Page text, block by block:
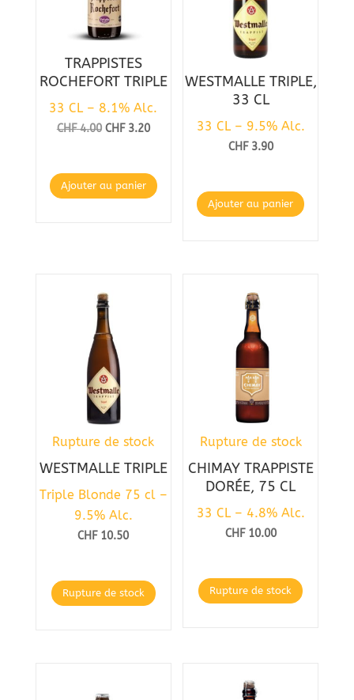
TRAPPISTES
ROCHEFORT TRIPLE
33 CL – 8.1% Alc.
CHF4.00 Le
était :
CHF3.20Le
est :
CHF 3.20.
Ajouter au panier
WESTMALLE TRIPLE,
33 CL
33 CL – 9.5% Alc.
CHF3.90
Ajouter au panier
Rupture de stock
WESTMALLE TRIPLE
Triple Blonde 75 cl –
9.5% Alc.
CHF10.50
Rupture de stock
Rupture de stock
CHIMAY TRAPPISTE
DORÉE, 75 CL
33 CL – 4.8% Alc.
CHF10.00
Rupture de stock